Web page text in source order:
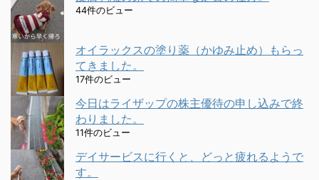
44件のビュー
オイラックスの塗り薬（かゆみ止め）もらっ
てきました。
17件のビュー
今日はライザップの株主優待の申し込みで終
わりました。
11件のビュー
デイサービスに行くと、どっと疲れるようで
す。